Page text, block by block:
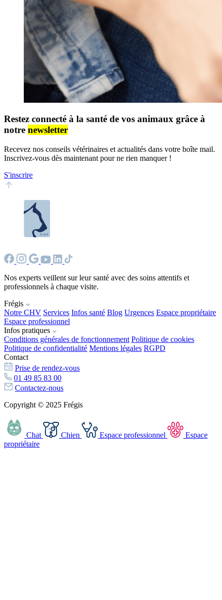
Restez connecté à la santé de vos animaux grâce à
notre newsletter
Recevez nos conseils vétérinaires et actualités dans votre boîte mail.
Inscrivez-vous dès maintenant pour ne rien manquer !
S'inscrire
Nos experts veillent sur leur santé avec des soins attentifs et
professionnels à chaque visite.
Frégis
Notre CHV Services Infos santé Blog Urgences Espace propriétaire
Espace professionnel
Infos pratiques
Conditions générales de fonctionnement Politique de cookies
Politique de confidentialité Mentions légales RGPD
Contact
Prise de rendez-vous
01 49 85 83 00
Contactez-nous
Copyright © 2025 Frégis
Chat Chien Espace professionnel
Espace
propriétaire